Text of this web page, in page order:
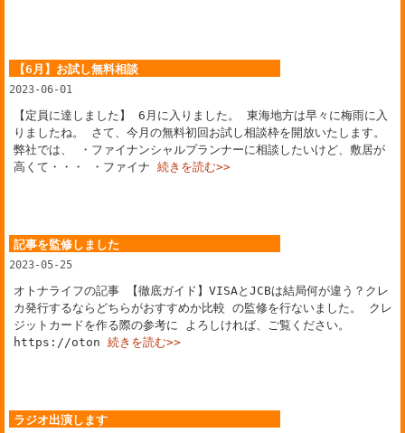
【6月】お試し無料相談
2023-06-01
【定員に達しました】 6月に入りました。 東海地方は早々に梅雨に入
りましたね。 さて、今月の無料初回お試し相談枠を開放いたします。
弊社では、 ・ファイナンシャルプランナーに相談したいけど、敷居が
高くて・・・ ・ファイナ 続きを読む>>
記事を監修しました
2023-05-25
オトナライフの記事 【徹底ガイド】VISAとJCBは結局何が違う？クレ
カ発行するならどちらがおすすめか比較 の監修を行ないました。 クレ
ジットカードを作る際の参考に よろしければ、ご覧ください。
https://oton 続きを読む>>
ラジオ出演します